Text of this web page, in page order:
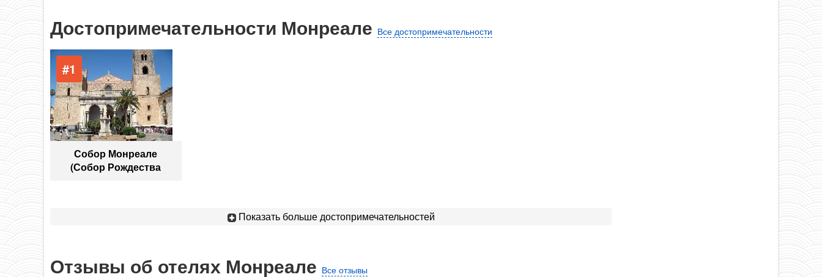
Достопримечательности Монреале Все достопримечательности
#1
Собор Монреале
(Собор Рождества
Показать больше достопримечательностей
Отзывы об отелях Монреале Все отзывы